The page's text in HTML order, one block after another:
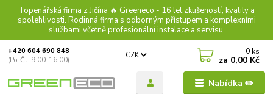
Topenářská firma z Jičína 🔥 Greeneco - 16 let zkušeností, kvality a
spolehlivosti. Rodinná firma s odborným přístupem a komplexními
službami včetně profesionální instalace a servisu.
Nabídka ✏️
CZK
+420 604 690 848
(Po-Čt: 9:00-16:00)
0 ks
za 0,00 Kč